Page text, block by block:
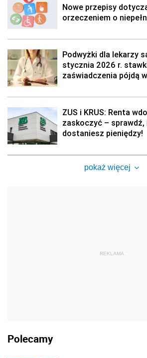
Nowe przepisy
orzeczeniem o
Podwyżki dla lekarzy
stycznia 2026 r.
zaświadczenia pójdą
ZUS i KRUS: Renta
zaskoczyć – sprawdź,
dostaniesz pieniędzy!
pokaż więcej
REKLAMA
Polecamy